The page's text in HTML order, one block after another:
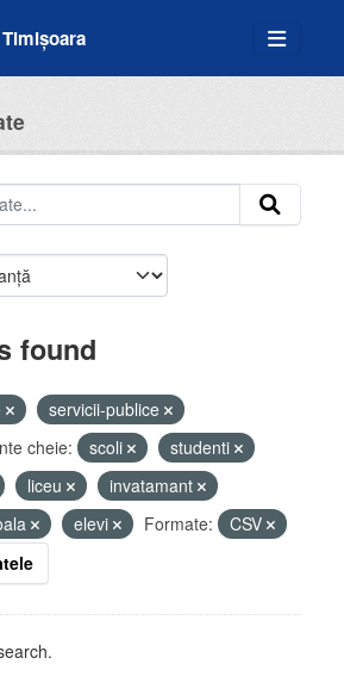
found
servicii-publice
cheie: scoli
studenti
liceu
invatamant
elevi Formate:
CSV